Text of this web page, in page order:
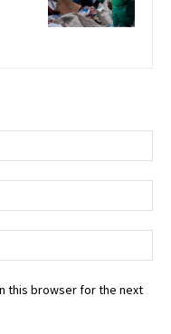
this browser for the next